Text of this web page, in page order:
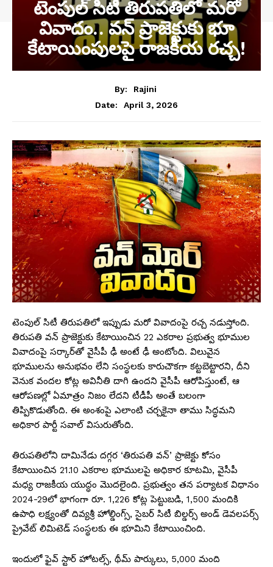
టెంపుల్ సిటీ తిరుపతిలో మరో
వివాదం.. వన్ ప్రాజెక్టుకు భూ
కేటాయింపులపై రాజకీయ రచ్చ!
By:
Rajini
Date:
April 3, 2026
టెంపుల్ సిటీ తిరుపతిలో ఇప్పుడు మరో వివాదంపై రచ్చ నడుస్తోంది.
తిరుపతి వన్ ప్రాజెక్టుకు కేటాయించిన 22 ఎకరాల ప్రభుత్వ భూముల
వివాదంపై సర్కార్‌తో వైసీపీ ఢీ అంటే ఢీ అంటోంది. విలువైన
భూములను అనుభవం లేని సంస్థలకు కారుచౌకగా కట్టబెట్టారని, దీని
వెనుక వందల కోట్ల అవినీతి దాగి ఉందని వైసీపీ ఆరోపిస్తుంటే, ఆ
ఆరోపణల్లో ఏమాత్రం నిజం లేదని టీడీపీ అంతే బలంగా
తిప్పికొడుతోంది. ఈ అంశంపై ఎలాంటి చర్చకైనా తాము సిద్ధమని
అధికార పార్టీ సవాల్ విసురుతోంది.
తిరుపతిలోని దామినేడు దగ్గర ‘తిరుపతి వన్’ ప్రాజెక్టు కోసం
కేటాయించిన 21.10 ఎకరాల భూములపై అధికార కూటమి, వైసీపీ
మధ్య రాజకీయ యుద్ధం మొదలైంది. ప్రభుత్వం తన పర్యాటక విధానం
2024-29లో భాగంగా రూ. 1,226 కోట్ల పెట్టుబడి, 1,500 మందికి
ఉపాధి లక్ష్యంతో దివ్యశ్రీ హోల్డింగ్స్, సైబర్ సిటీ బిల్డర్స్ అండ్ డెవలపర్స్
ప్రైవేట్ లిమిటెడ్ సంస్థలకు ఈ భూమిని కేటాయించింది.
ఇందులో ఫైవ్ స్టార్ హోటల్స్, థీమ్ పార్కులు, 5,000 మంది